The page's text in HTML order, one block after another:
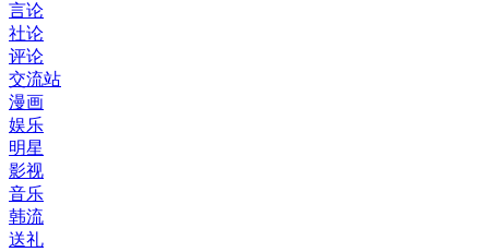
言论
社论
评论
交流站
漫画
娱乐
明星
影视
音乐
韩流
送礼